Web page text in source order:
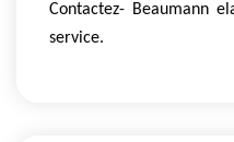
Contactez- Beaumann
service.